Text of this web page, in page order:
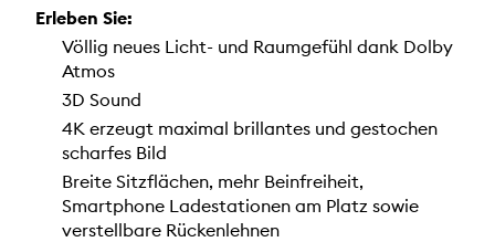
Erleben Sie:
Völlig neues Licht- und Raumgefühl dank Dolby
Atmos
3D Sound
4K erzeugt maximal brillantes und gestochen
scharfes Bild
Breite Sitzflächen, mehr Beinfreiheit,
Smartphone Ladestationen am Platz sowie
verstellbare Rückenlehnen